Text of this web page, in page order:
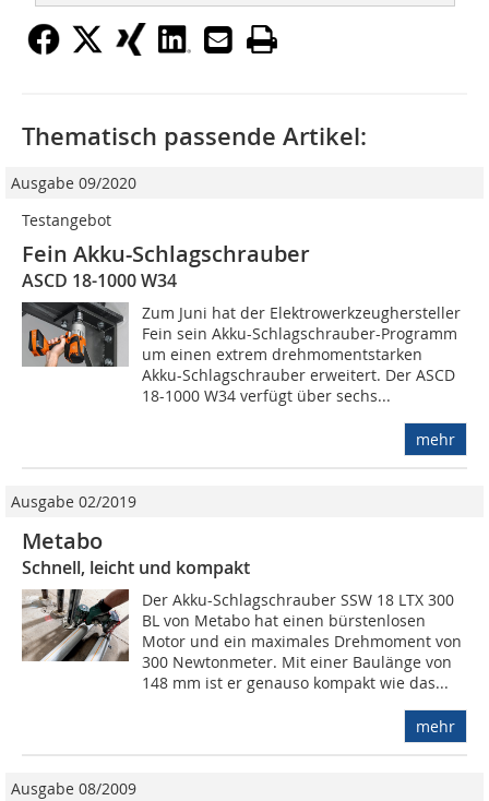
Thematisch passende Artikel:
Ausgabe 09/2020
Testangebot
Fein Akku-Schlagschrauber
ASCD 18-1000 W34
Zum Juni hat der Elektrowerkzeughersteller
Fein sein Akku-Schlagschrauber-Programm
um einen extrem drehmomentstarken
Akku-Schlagschrauber erweitert. Der ASCD
18-1000 W34 verfügt über sechs...
mehr
Ausgabe 02/2019
Metabo
Schnell, leicht und kompakt
Der Akku-Schlagschrauber SSW 18 LTX 300
BL von Metabo hat einen bürstenlosen
Motor und ein maximales Drehmoment von
300 Newtonmeter. Mit einer Baulänge von
148 mm ist er genauso kompakt wie das...
mehr
Ausgabe 08/2009